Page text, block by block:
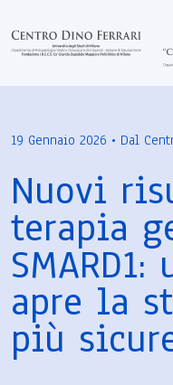
19 Gennaio 2026 • Dal
Nuovi
terapia
apre la
più